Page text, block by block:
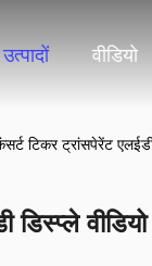
उत्पादों वीडियो
टिकर ट्रांसपेरेंट एलईडी